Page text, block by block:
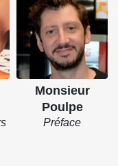
Monsieur
Poulpe
Préface